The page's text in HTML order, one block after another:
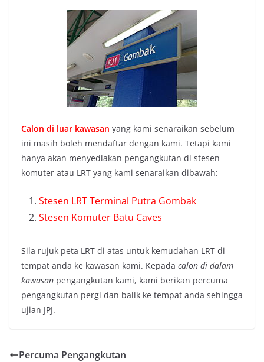
Calon di luar kawasan yang kami senaraikan sebelum
ini masih boleh mendaftar dengan kami. Tetapi kami
hanya akan menyediakan pengangkutan di stesen
komuter atau LRT yang kami senaraikan dibawah:
Stesen LRT Terminal Putra Gombak
Stesen Komuter Batu Caves
Sila rujuk peta LRT di atas untuk kemudahan LRT di
tempat anda ke kawasan kami. Kepada calon di dalam
kawasan pengangkutan kami, kami berikan percuma
pengangkutan pergi dan balik ke tempat anda sehingga
ujian JPJ.
Percuma Pengangkutan